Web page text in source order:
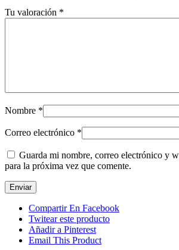
Tu valoración *
Nombre *
Correo electrónico *
Guarda mi nombre, correo electrónico y
para la próxima vez que comente.
Compartir En Facebook
Twitear este producto
Añadir a Pinterest
Email This Product